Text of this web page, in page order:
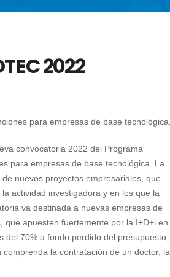
2022
para empresas de base tecnológica.
convocatoria 2022 del Programa
para empresas de base tecnológica. La
nuevos proyectos empresariales, que
actividad investigadora y en los que la
va destinada a nuevas empresas de
apuesten fuertemente por la I+D+i en
70% a fondo perdido del presupuesto,
la contratación de un doctor, la